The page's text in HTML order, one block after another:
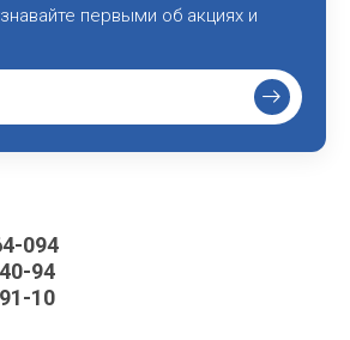
первыми об акциях и
094
94
10